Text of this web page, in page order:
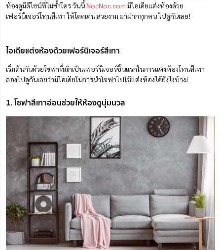
ห้องดูมีดีไซน์ที่ไม่ซ้ำใคร วันนี้NocNoc.com มีไอเดียแต่งห้องด้วย
เฟอร์นิเจอร์โทนสีเทา ให้โดดเด่น สวยงาม มาฝากทุกคน ไปดูกันเลย!
ไอเดียแต่งห้องด้วยเฟอร์นิเจอร์สีเทา
เริ่มต้นกันด้วยโซฟาที่มักเป็นเฟอร์นิเจอร์ชิ้นแรกในการแต่งห้องโทนสีเทา
ลองไปดูกันเลยว่ามีไอเดียในการนำโซฟาไปใช้แต่งห้องได้ยังไงบ้าง!
1. โซฟาสีเทาอ่อนช่วยให้ห้องดูนุ่มนวล